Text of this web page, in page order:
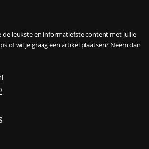
de leukste en informatiefste content met jullie
of wil je graag een artikel plaatsen? Neem dan